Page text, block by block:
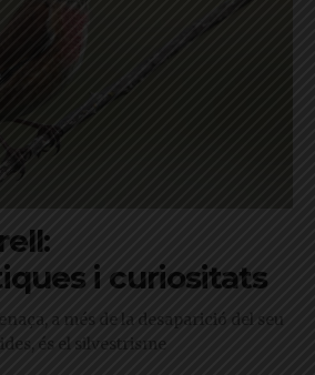
i curiositats
a més de la desaparició del seu
és el silvestrisme